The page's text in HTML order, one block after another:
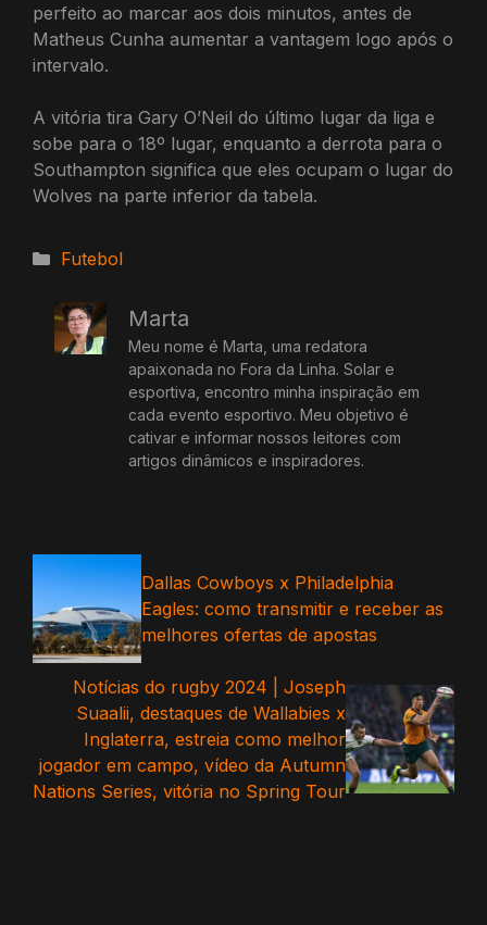
perfeito ao marcar aos dois minutos, antes de
Matheus Cunha aumentar a vantagem logo após o
intervalo.
A vitória tira Gary O’Neil do último lugar da liga e
sobe para o 18º lugar, enquanto a derrota para o
Southampton significa que eles ocupam o lugar do
Wolves na parte inferior da tabela.
Categorias
Futebol
Marta
Meu nome é Marta, uma redatora
apaixonada no Fora da Linha. Solar e
esportiva, encontro minha inspiração em
cada evento esportivo. Meu objetivo é
cativar e informar nossos leitores com
artigos dinâmicos e inspiradores.
Dallas Cowboys x Philadelphia
Eagles: como transmitir e receber as
melhores ofertas de apostas
Notícias do rugby 2024 | Joseph
Suaalii, destaques de Wallabies x
Inglaterra, estreia como melhor
jogador em campo, vídeo da Autumn
Nations Series, vitória no Spring Tour